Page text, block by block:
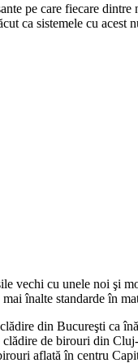
pe care fiecare
ca sistemele cu
vechi cu unele noi şi
înalte standarde în
din Bucureşti ca
clădire de birouri din
aflată în centru